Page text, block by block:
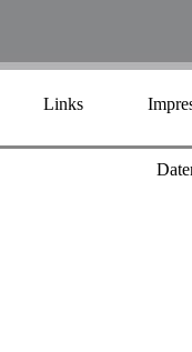
Links